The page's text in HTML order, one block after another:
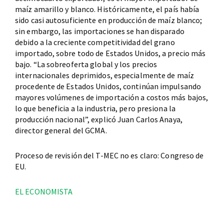
maíz amarillo y blanco. Históricamente, el país había
sido casi autosuficiente en producción de maíz blanco;
sin embargo, las importaciones se han disparado
debido a la creciente competitividad del grano
importado, sobre todo de Estados Unidos, a precio más
bajo. “La sobreoferta global y los precios
internacionales deprimidos, especialmente de maíz
procedente de Estados Unidos, continúan impulsando
mayores volúmenes de importación a costos más bajos,
lo que beneficia a la industria, pero presiona la
producción nacional”, explicó Juan Carlos Anaya,
director general del GCMA.
Proceso de revisión del T-MEC no es claro: Congreso de
EU.
EL ECONOMISTA